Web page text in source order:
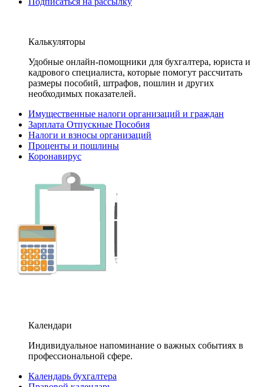
Калькуляторы
Удобные онлайн-помощники для бухгалтера, юриста и
кадрового специалиста, которые помогут рассчитать
размеры пособий, штрафов, пошлин и других
необходимых показателей.
Имущественные налоги организаций и граждан
Зарплата Отпускные Пособия
Налоги и взносы организаций
Проценты и пошлины
Коронавирус
Календари
Индивидуальное напоминание о важных событиях в
профессиональной сфере.
Календарь бухгалтера